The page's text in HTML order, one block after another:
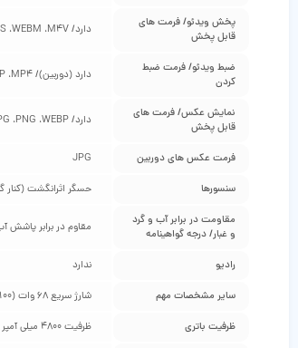
پخش ویدئو/ فرمت‌ های
قابل پخش
دارد/ MP4 ،H.263 ،H.264 ،3GP ،MKV ،AVI ،xVid ،MOV ،MPEG2 ،TS ،WEBM ،M4V – ممکن است برخی از فرمت‌ ها جهت پخش نیاز به نصب نرم‌ افزار مخصوص به خود را داشته باشند
ضبط ویدئو/ فرمت ضبط
کردن
دارد (دوربین)/ H.263 ،H.264 ،3GP ،MP4 – ممکن است برخی از فرمت‌ ها جهت پخش نیاز به نصب نرم‌ افزار مخصوص به خود را داشته باشند
نمایش عکس/ فرمت‌ های
قابل پخش
دارد/ BMP ،GIF ،JPG ،PNG ،WEBP – ممکن است برخی از فرمت‌ ها جهت پخش نیاز به نصب نرم‌ افزار مخصوص به خود را داشته باشند
فرمت عکس‌ های دوربین JPG
سنسورها حسگر اثرانگشت
مقاومت در برابر آب و گرد
و غبار/ درجه گواهینامه
مقاوم در برابر پاشش
رادیو ندارد
سایر مشخصات مهم شارژ سریع 68 وات (100 درصد در 35 دقیقه) (نسخه گلوبال)، شارژ سریع 30 وات (نسخه آمریکای شمالی)، شارژ سریع بی‌ سیم 15 وات، شارژ معکوس بی‌ سیم 5 وات
ظرفیت باتری ظرفیت 4800 میلی آمپر ساعت